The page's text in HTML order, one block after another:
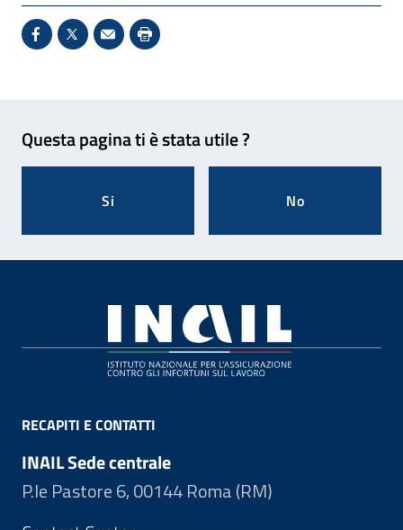
Condividi su Facebook - Sito esterno - Apertura in
X - Sito esterno - Apertura in nuova finestra
Invio Mail: apre il programma di posta
Stampa pagina: scelta meno
Questa pagina ti è stata utile ?
Si No
RECAPITI E CONTATTI
INAIL Sede centrale
P.le Pastore 6, 00144 Roma (RM)